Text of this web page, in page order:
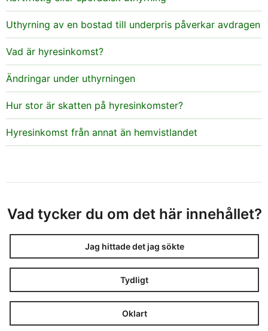
Uthyrning av en bostad till underpris påverkar avdragen
Vad är hyresinkomst?
Ändringar under uthyrningen
Hur stor är skatten på hyresinkomster?
Hyresinkomst från annat än hemvistlandet
Vad tycker du om det här innehållet?
Jag hittade det jag sökte
Tydligt
Oklart